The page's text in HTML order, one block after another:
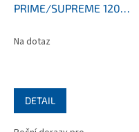
PRIME/SUPREME 120
Na dotaz
DETAIL